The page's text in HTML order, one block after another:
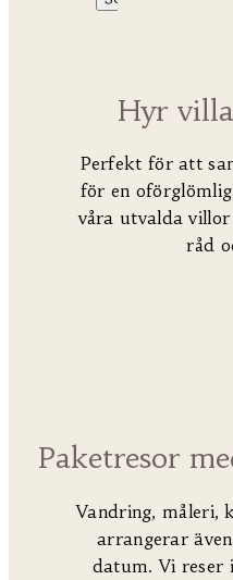
Hyr
Perfekt för att
för en
våra utvalda
råd
Paketresor
Vandring,
arrangerar
datum. Vi reser